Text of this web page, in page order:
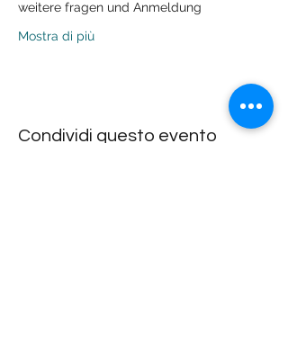
weitere fragen und Anmeldung
Mostra di più
Condividi questo evento